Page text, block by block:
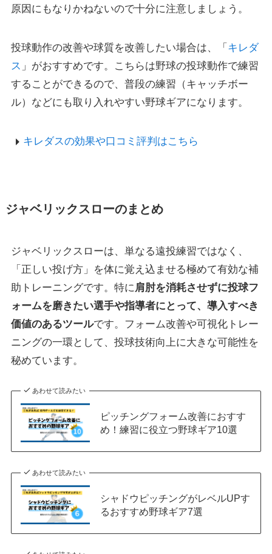
原因にもなりかねないので十分に注意しましょう。
投球動作の改善や球質を改善したい場合は、「 キレダ
ス 」がおすすめです。こちらは野球の投球動作で練習
することができるので、普段の練習（キャッチボー
ル）などにも取り入れやすい野球ギアになります。
キレダスの効果や口コミ評判はこちら
ジャベリックスローのまとめ
ジャベリックスローは、単なる遠投練習ではなく、
「正しい投げ方」を体に覚え込ませる極めて有効な補
助トレーニングです。特に肩肘を消耗させずに投球フ
ォームを磨きたい選手や指導者にとって、導入すべき
価値のあるツールです。フォーム改善や可視化トレー
ニングの一環として、投球技術向上に大きな可能性を
秘めています。
あわせて読みたい
ピッチングフォーム改善におすす
め！練習に役立つ野球ギア10選
あわせて読みたい
シャドウピッチングがレベルUPす
るおすすめ野球ギア7選